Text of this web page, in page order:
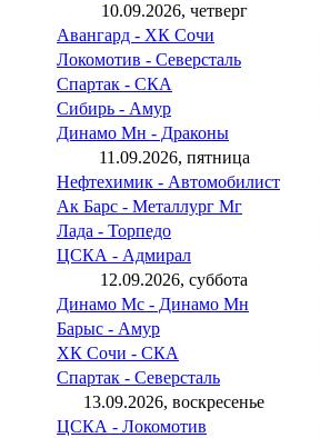
10.09.2026, четверг
Авангард - ХК Сочи
Локомотив - Северсталь
Спартак - СКА
Сибирь - Амур
Динамо Мн - Драконы
11.09.2026, пятница
Нефтехимик - Автомобилист
Ак Барс - Металлург Мг
Лада - Торпедо
ЦСКА - Адмирал
12.09.2026, суббота
Динамо Мс - Динамо Мн
Барыс - Амур
ХК Сочи - СКА
Спартак - Северсталь
13.09.2026, воскресенье
ЦСКА - Локомотив